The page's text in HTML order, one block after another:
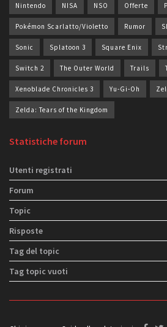
Nintendo NISA NSO Offerte
Pokémon Scarlatto/Violetto Rumor
Sonic Splatoon 3 Square Enix
Switch 2 The Outer World Trails
Xenoblade Chronicles 3 Yu-Gi-Oh
Zelda: Tears of the Kingdom
Statistiche forum
Utenti registrati
Forum
Topic
Risposte
Tag del topic
Tag topic vuoti